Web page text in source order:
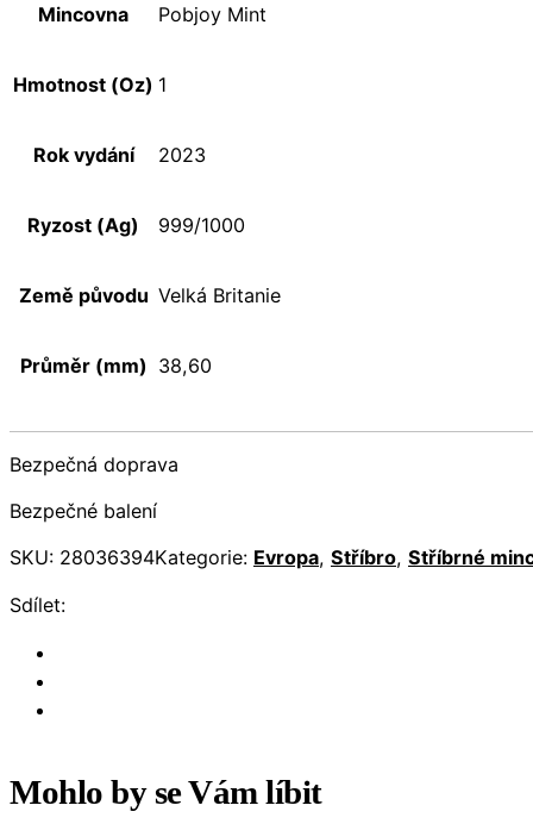
Mincovna Pobjoy Mint
Hmotnost (Oz) 1
Rok vydání 2023
Ryzost (Ag) 999/1000
Země původu Velká Britanie
Průměr (mm) 38,60
Bezpečná doprava
Bezpečné balení
SKU: 28036394Kategorie: Evropa, Stříbro, Stříbrné
Sdílet:
Mohlo by se Vám líbit